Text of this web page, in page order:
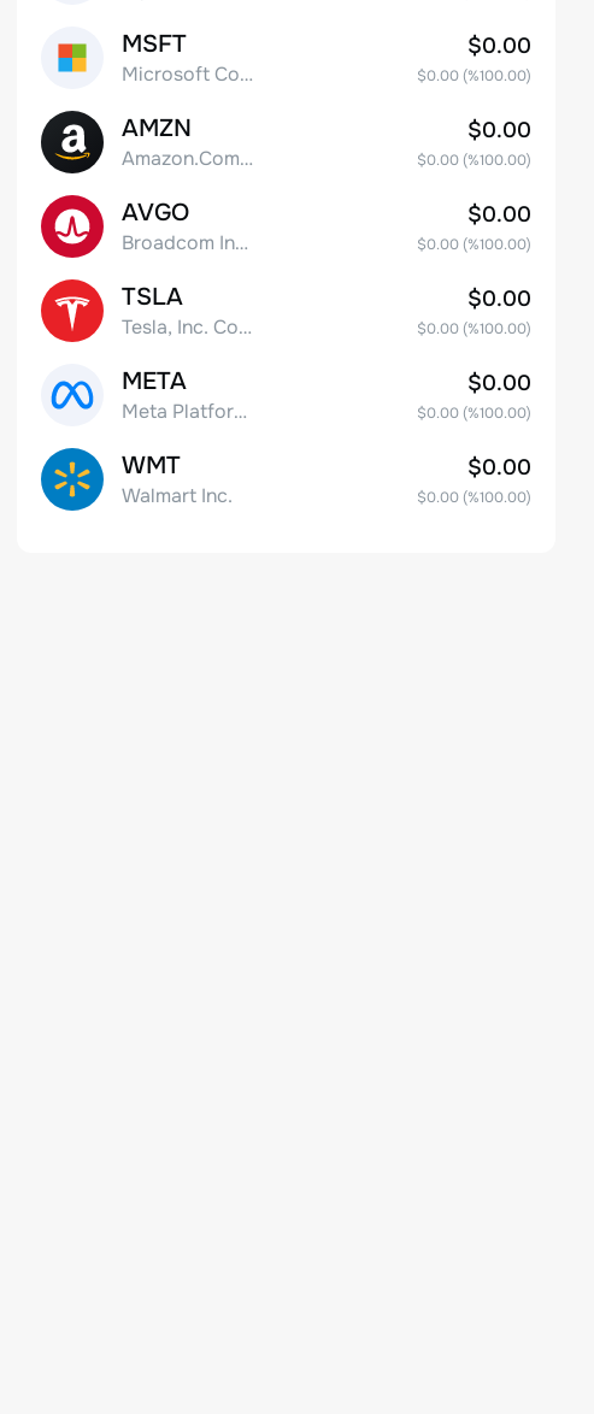
MSFT
Microsoft Corp
$0.00
$0.00(%100.00)
AMZN
Amazon.Com Inc
$0.00
$0.00(%100.00)
AVGO
Broadcom Inc. Common Stock
$0.00
$0.00(%100.00)
TSLA
Tesla, Inc. Common Stock
$0.00
$0.00(%100.00)
META
Meta Platforms, Inc. Class A Common Stock
$0.00
$0.00(%100.00)
WMT
Walmart Inc.
$0.00
$0.00(%100.00)